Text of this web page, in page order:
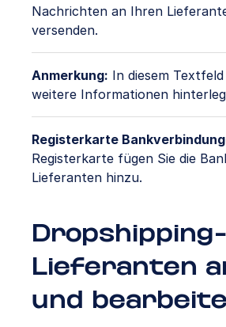
Nachrichten an Ihren
versenden.
Anmerkung: In diesem
weitere Informationen
Registerkarte
Registerkarte fügen Sie die
Lieferanten hinzu.
Dropshipping-
Lieferanten
und